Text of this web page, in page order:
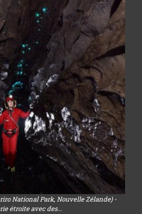
National Park, Nouvelle Zélande) -
étroite avec des...